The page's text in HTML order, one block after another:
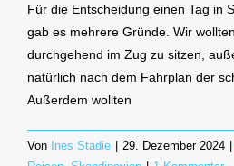
Für die Entscheidung einen Tag in
gab es mehrere Gründe. Wir
durchgehend im Zug zu sitzen,
natürlich nach dem Fahrplan der
Außerdem wollten
Von Ines Stadie | 29. Dezember 2024 |